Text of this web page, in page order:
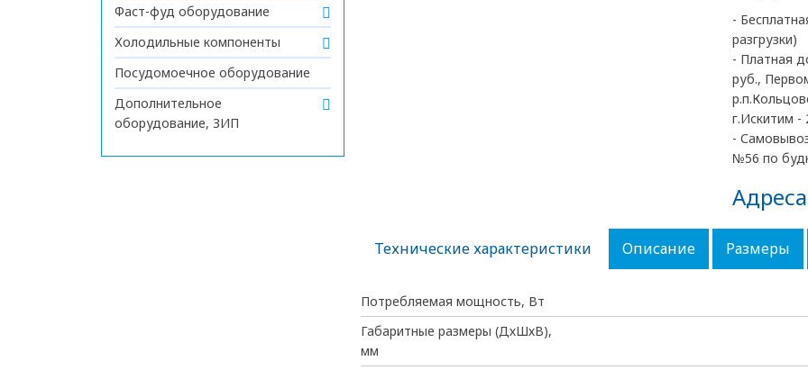
Фаст-фуд оборудование
Холодильные компоненты
Посудомоечное оборудование
Дополнительное
оборудование, ЗИП
-
разгрузки)
- Платная
руб.,
г.Искитим -
-
№56 по
Технические характеристики Описание Размеры
Потребляемая мощность, Вт
Габаритные размеры (ДхШхВ),
мм